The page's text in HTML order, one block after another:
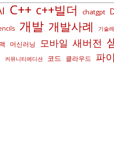
C++ c++빌더 chatgpt
개발 개발사례 기술
맥 머신러닝 모바일 새버전
커뮤니티에디션 코드 클라우드 파